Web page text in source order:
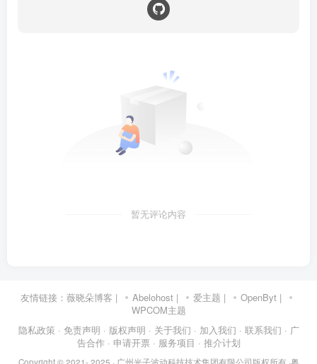
暂无评论内容
友情链接： 薇晓朵博客 | Abelohost | 爱主题 | OpenByt |
WPCOM主题
隐私政策 · 免责声明 · 版权声明 · 关于我们 · 加入我们 · 联系我们 · 广
告合作 · 申请开票 · 服务项目 · 推介计划
Copyright © 2021- 2025 · 广州光子波动科技技术集团有限公司版权所有·粤